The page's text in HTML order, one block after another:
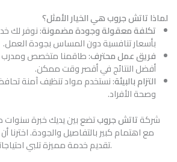
لماذا تاتش جروب هي الخيار الأمثل؟
تكلفة معقولة وجودة مضمونة: نوفر لك
بأسعار تنافسية دون المساس بجودة العمل.
فريق عمل محترف: طاقمنا متخصص ومدرب
أفضل النتائج في أقصر وقت ممكن.
التزام بالبيئة: نستخدم مواد تنظيف آمنة تحافظ
وصحة الأفراد.
شركةتاتش جروبتضع بين يديك خبرة
مع اهتمام كبير بالتفاصيل والجودة.
تقديم خدمة مميزة تلبي احتياجاتك بأفضل تكلفة ممكنة.